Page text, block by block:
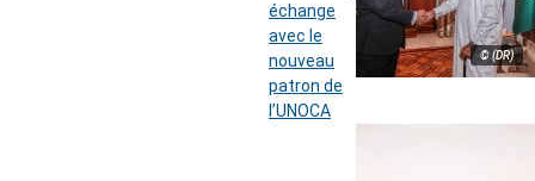
© (DR)
échange
avec le
nouveau
patron de
l’UNOCA